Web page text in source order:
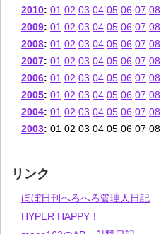
2010: 01 02 03 04 05 06 07 08
2009: 01 02 03 04 05 06 07 08
2008: 01 02 03 04 05 06 07 08
2007: 01 02 03 04 05 06 07 08
2006: 01 02 03 04 05 06 07 08
2005: 01 02 03 04 05 06 07 08
2004: 01 02 03 04 05 06 07 08
2003: 01 02 03 04 05 06 07 08
リンク
ほぼ日刊へろへろ管理人日記
HYPER HAPPY！